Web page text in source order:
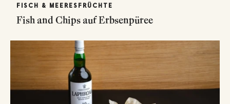
FISCH & MEERESFRÜCHTE
Fish and Chips auf Erbsenpüree